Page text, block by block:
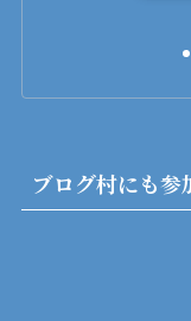
ブログ村にも参